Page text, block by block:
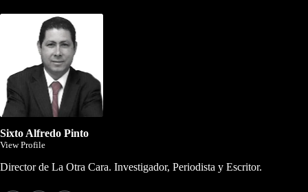
Sixto Alfredo Pinto
View Profile
Director de La Otra Cara. Investigador, Periodista y Escritor.